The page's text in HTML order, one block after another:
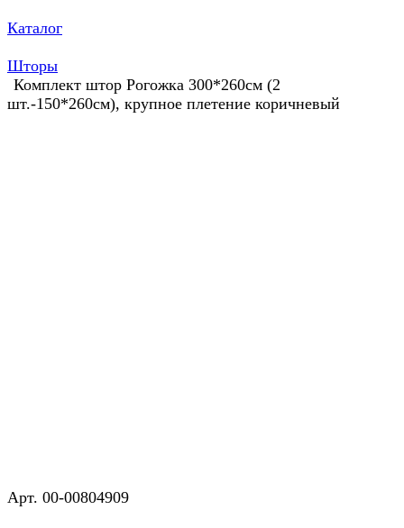
Каталог
Шторы
Комплект штор Рогожка 300*260см (2
шт.-150*260см), крупное плетение коричневый
Арт. 00-00804909